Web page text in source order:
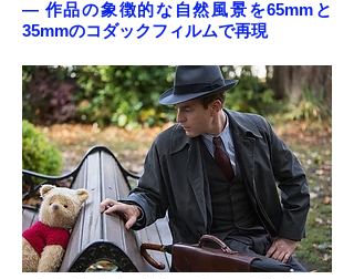
― 作品の象徴的な自然風景を65mmと
35mmのコダックフィルムで再現